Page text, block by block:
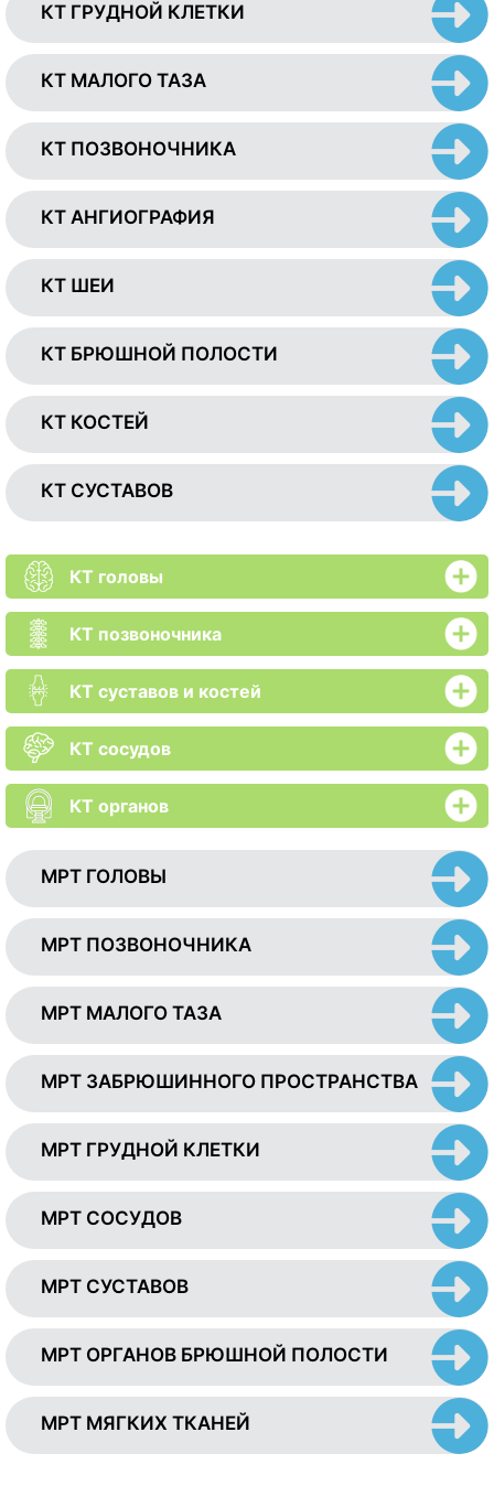
КТ ГРУДНОЙ КЛЕТКИ
КТ МАЛОГО ТАЗА
КТ ПОЗВОНОЧНИКА
КТ АНГИОГРАФИЯ
КТ ШЕИ
КТ БРЮШНОЙ ПОЛОСТИ
КТ КОСТЕЙ
КТ СУСТАВОВ
КТ головы
КТ позвоночника
КТ суставов и костей
КТ сосудов
КТ органов
МРТ ГОЛОВЫ
МРТ ПОЗВОНОЧНИКА
МРТ МАЛОГО ТАЗА
МРТ ЗАБРЮШИННОГО ПРОСТРАНСТВА
МРТ ГРУДНОЙ КЛЕТКИ
МРТ СОСУДОВ
МРТ СУСТАВОВ
МРТ ОРГАНОВ БРЮШНОЙ ПОЛОСТИ
МРТ МЯГКИХ ТКАНЕЙ